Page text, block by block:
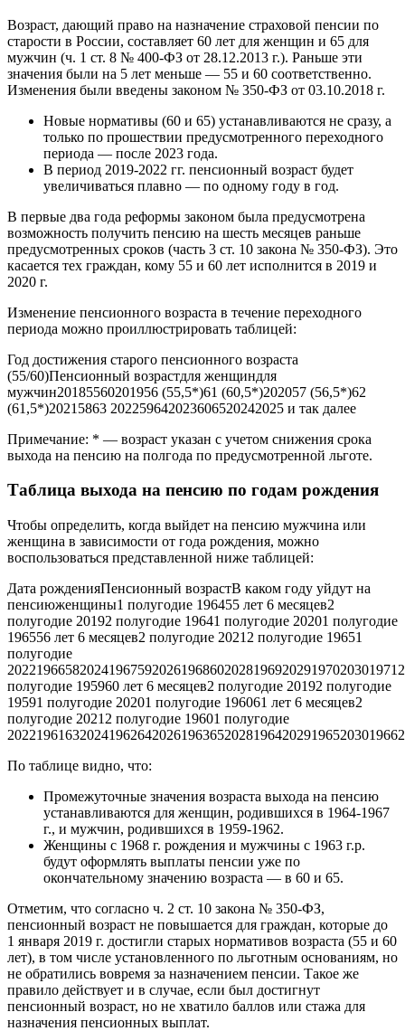
Возраст, дающий право на назначение страховой пенсии по
старости в России, составляет 60 лет для женщин и 65 для
мужчин (ч. 1 ст. 8 № 400-ФЗ от 28.12.2013 г.). Раньше эти
значения были на 5 лет меньше — 55 и 60 соответственно.
Изменения были введены законом № 350-ФЗ от 03.10.2018 г.
Новые нормативы (60 и 65) устанавливаются не сразу, а
только по прошествии предусмотренного переходного
периода — после 2023 года.
В период 2019-2022 гг. пенсионный возраст будет
увеличиваться плавно — по одному году в год.
В первые два года реформы законом была предусмотрена
возможность получить пенсию на шесть месяцев раньше
предусмотренных сроков (часть 3 ст. 10 закона № 350-ФЗ). Это
касается тех граждан, кому 55 и 60 лет исполнится в 2019 и
2020 г.
Изменение пенсионного возраста в течение переходного
периода можно проиллюстрировать таблицей:
Год достижения старого пенсионного возраста
(55/60)Пенсионный возрастдля женщиндля
мужчин20185560201956 (55,5*)61 (60,5*)202057 (56,5*)62
(61,5*)20215863 202259642023606520242025 и так далее
Примечание: * — возраст указан с учетом снижения срока
выхода на пенсию на полгода по предусмотренной льготе.
Таблица выхода на пенсию по годам рождения
Чтобы определить, когда выйдет на пенсию мужчина или
женщина в зависимости от года рождения, можно
воспользоваться представленной ниже таблицей:
Дата рожденияПенсионный возрастВ каком году уйдут на
пенсиюженщины1 полугодие 196455 лет 6 месяцев2
полугодие 20192 полугодие 19641 полугодие 20201 полугодие
196556 лет 6 месяцев2 полугодие 20212 полугодие 19651
полугодие
полугодие 195960 лет 6 месяцев2 полугодие 20192 полугодие
19591 полугодие 20201 полугодие 196061 лет 6 месяцев2
полугодие 20212 полугодие 19601 полугодие
По таблице видно, что:
Промежуточные значения возраста выхода на пенсию
устанавливаются для женщин, родившихся в 1964-1967
г., и мужчин, родившихся в 1959-1962.
Женщины с 1968 г. рождения и мужчины с 1963 г.р.
будут оформлять выплаты пенсии уже по
окончательному значению возраста — в 60 и 65.
Отметим, что согласно ч. 2 ст. 10 закона № 350-ФЗ,
пенсионный возраст не повышается для граждан, которые до
1 января 2019 г. достигли старых нормативов возраста (55 и 60
лет), в том числе установленного по льготным основаниям, но
не обратились вовремя за назначением пенсии. Такое же
правило действует и в случае, если был достигнут
пенсионный возраст, но не хватило баллов или стажа для
назначения пенсионных выплат.